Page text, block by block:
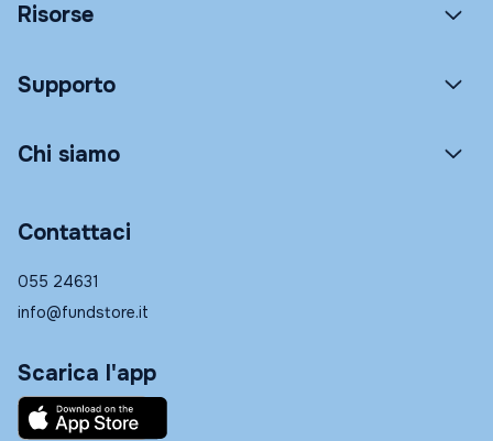
Risorse
Supporto
Chi siamo
Contattaci
055 24631
info@fundstore.it
Scarica l'app